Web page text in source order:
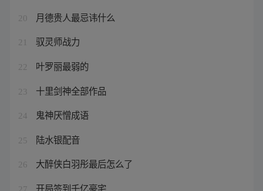
20 月德贵人最忌讳什么
21 驭灵师战力
22 叶罗丽最弱的
23 十里剑神全部作品
24 鬼神厌憎成语
25 陆水银配音
26 大醉侠白羽彤最后怎么了
27 开局签到千亿豪宅